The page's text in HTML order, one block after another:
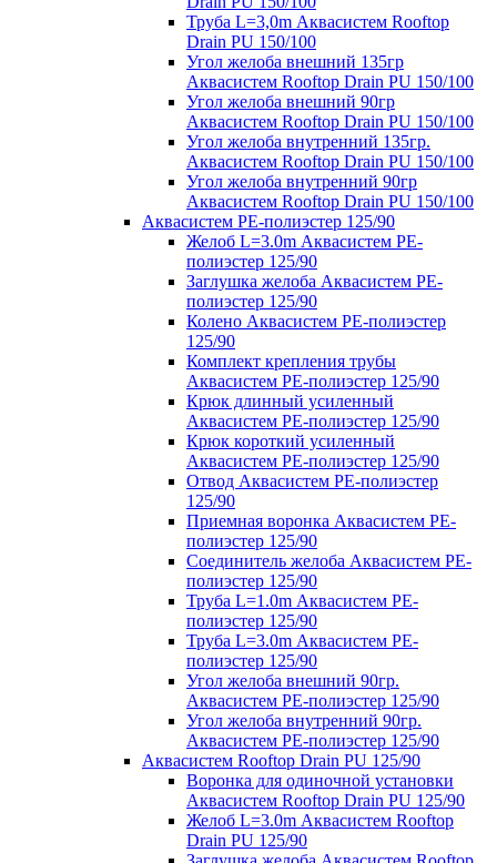
Труба L=3,0m Аквасистем Rooftop
Drain PU 150/100
Угол желоба внешний 135гр
Аквасистем Rooftop Drain PU 150/100
Угол желоба внешний 90гр
Аквасистем Rooftop Drain PU 150/100
Угол желоба внутренний 135гр.
Аквасистем Rooftop Drain PU 150/100
Угол желоба внутренний 90гр
Аквасистем Rooftop Drain PU 150/100
Аквасистем PE-полиэстер 125/90
Желоб L=3.0m Аквасистем PE-
полиэстер 125/90
Заглушка желоба Аквасистем PE-
полиэстер 125/90
Колено Аквасистем PE-полиэстер
125/90
Комплект крепления трубы
Аквасистем PE-полиэстер 125/90
Крюк длинный усиленный
Аквасистем PE-полиэстер 125/90
Крюк короткий усиленный
Аквасистем PE-полиэстер 125/90
Отвод Аквасистем РЕ-полиэстер
125/90
Приемная воронка Аквасистем PE-
полиэстер 125/90
Соединитель желоба Аквасистем PE-
полиэстер 125/90
Труба L=1.0m Аквасистем PE-
полиэстер 125/90
Труба L=3.0m Аквасистем PE-
полиэстер 125/90
Угол желоба внешний 90гр.
Аквасистем PE-полиэстер 125/90
Угол желоба внутренний 90гр.
Аквасистем PE-полиэстер 125/90
Аквасистем Rooftop Drain PU 125/90
Воронка для одиночной установки
Аквасистем Rooftop Drain PU 125/90
Желоб L=3.0m Аквасистем Rooftop
Drain PU 125/90